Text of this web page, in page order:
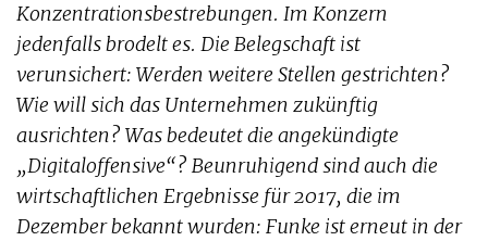
Konzentrationsbestrebungen. Im Konzern
jedenfalls brodelt es. Die Belegschaft ist
verunsichert: Werden weitere Stellen gestrichten?
Wie will sich das Unternehmen zukünftig
ausrichten? Was bedeutet die angekündigte
„Digitaloffensive“? Beunruhigend sind auch die
wirtschaftlichen Ergebnisse für 2017, die im
Dezember bekannt wurden: Funke ist erneut in der